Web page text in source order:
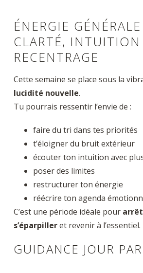
ÉNERGIE
CLARTÉ, INTUITION
RECENTRAGE
Cette semaine se place sous la
lucidité nouvelle.
Tu pourrais ressentir l’envie de :
faire du tri dans tes priorités
t’éloigner du bruit extérieur
écouter ton intuition avec
poser des limites
restructurer ton énergie
réécrire ton agenda
C’est une période idéale pour
s’éparpilleret revenir à l’essentiel.
GUIDANCE JOUR